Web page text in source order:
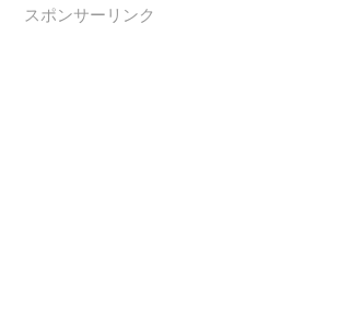
スポンサーリンク